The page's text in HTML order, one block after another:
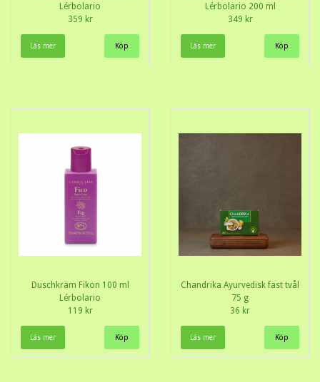
Lérbolario
359 kr
Läs mer
Lérbolario 200 ml
349 kr
Läs mer
Duschkräm Fikon 100 ml
Lérbolario
119 kr
Läs mer
Chandrika Ayurvedisk fast tvål
75 g
36 kr
Läs mer